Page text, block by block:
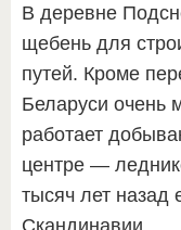
В деревне
щебень для
путей. Кроме
Беларуси очень
работает
центре —
тысяч лет назад
Скандинавии.